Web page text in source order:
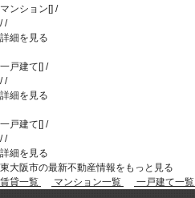
マンション [] /
//
詳細を見る
一戸建て [] /
//
詳細を見る
一戸建て [] /
//
詳細を見る
東大阪市の最新不動産情報をもっと見る
賃貸一覧
マンション一覧 一戸建て一覧